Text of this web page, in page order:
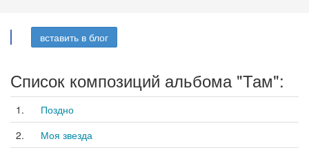
вставить в блог
Список композиций альбома "Там":
1.
Поздно
2.
Моя звезда